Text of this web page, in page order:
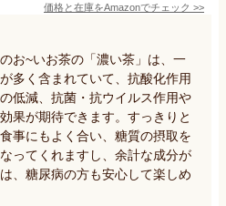
価格と在庫をAmazonでチェック >>
お~いお茶の「濃い茶」は、一
多く含まれていて、抗酸化作用
低減、抗菌・抗ウイルス作用や
果が期待できます。すっきりと
事にもよく合い、糖質の摂取を
ってくれますし、余計な成分が
、糖尿病の方も安心して楽しめ